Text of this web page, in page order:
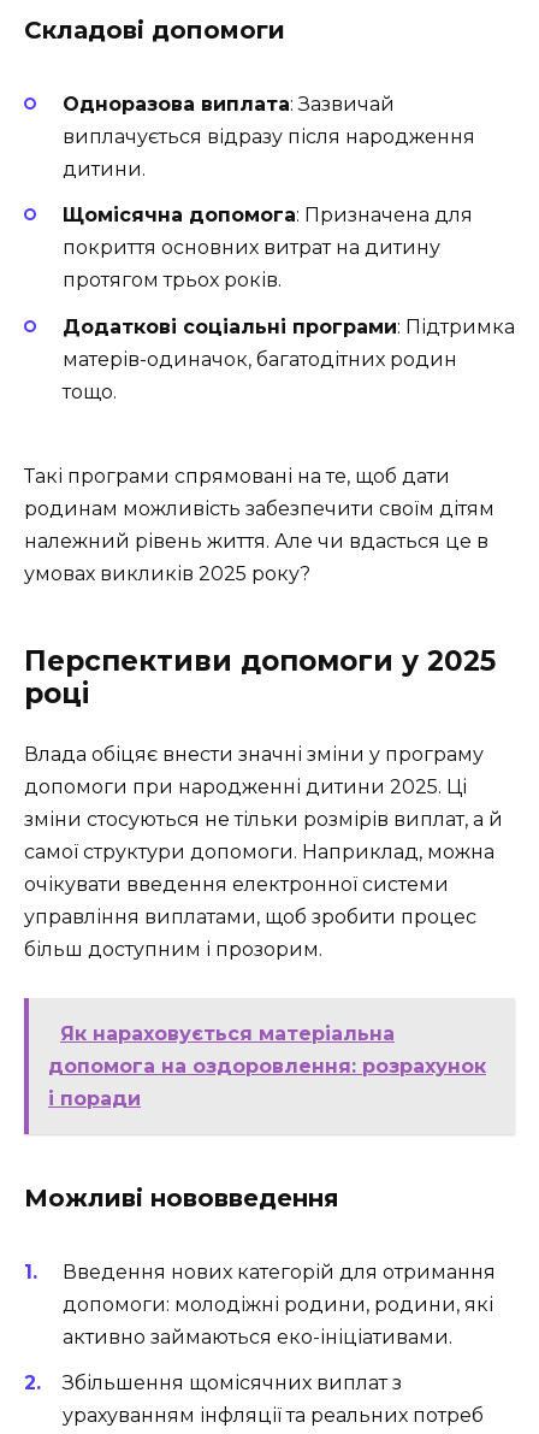
Складові допомоги
Одноразова виплата: Зазвичай
виплачується відразу після народження
дитини.
Щомісячна допомога: Призначена для
покриття основних витрат на дитину
протягом трьох років.
Додаткові соціальні програми: Підтримка
матерів-одиначок, багатодітних родин
тощо.
Такі програми спрямовані на те, щоб дати
родинам можливість забезпечити своїм дітям
належний рівень життя. Але чи вдасться це в
умовах викликів 2025 року?
Перспективи допомоги у 2025
році
Влада обіцяє внести значні зміни у програму
допомоги при народженні дитини 2025. Ці
зміни стосуються не тільки розмірів виплат, а й
самої структури допомоги. Наприклад, можна
очікувати введення електронної системи
управління виплатами, щоб зробити процес
більш доступним і прозорим.
Як нараховується матеріальна
допомога на оздоровлення: розрахунок
і поради
Можливі нововведення
Введення нових категорій для отримання
допомоги: молодіжні родини, родини, які
активно займаються еко-ініціативами.
Збільшення щомісячних виплат з
урахуванням інфляції та реальних потреб